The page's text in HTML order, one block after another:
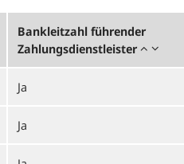
Bankleitzahl führender
Zahlungsdienstleister
Ja
Ja